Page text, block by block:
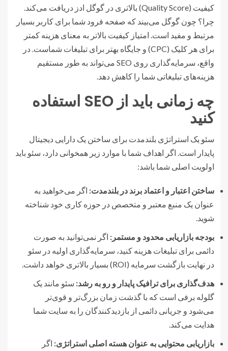
کیفیت (Quality Score) بالاتری در گوگل ادز دریافت می‌کند.
چرا؟ چون گوگل می‌بیند که صفحه فرود شما برای کاربر بسیار
مرتبط و مفید است. امتیاز کیفیت بالاتر به معنای هزینه کمتر
برای هر کلیک (CPC) و جایگاه بهتر برای تبلیغات شماست. در
واقع، سرمایه‌گذاری روی SEO می‌تواند به طور مستقیم
هزینه‌های تبلیغاتی شما را کاهش دهد.
چه زمانی باید از SEO استفاده
کنید
سئو یک استراتژی بلندمدت برای ساختن یک دارایی دیجیتال
پایدار است. اگر اهداف شما با موارد زیر همخوانی دارد، سئو باید
اولویت اصلی شما باشد:
ساختن اعتبار و اعتماد برند در بلندمدت: اگر می‌خواهید به
عنوان یک منبع معتبر و متخصص در حوزه کاری خود شناخته
شوید.
بودجه بازاریابی محدود و مستمر: اگر نمی‌توانید به صورت
دائمی برای تبلیغات هزینه کنید، سرمایه‌گذاری اولیه در سئو
در نهایت بازگشت سرمایه (ROI) بسیار بالاتری خواهد داشت.
هدف‌گذاری برای ترافیک پایدار و رو به رشد: سئو مانند یک
گلوله برفی است که با گذشت زمان بزرگ‌تر و قوی‌تر
می‌شود و جریانی دائمی از بازدیدکنندگان را به سایت شما
هدایت می‌کند.
بازاریابی محتوایی به عنوان هسته اصلی استراتژی: اگر